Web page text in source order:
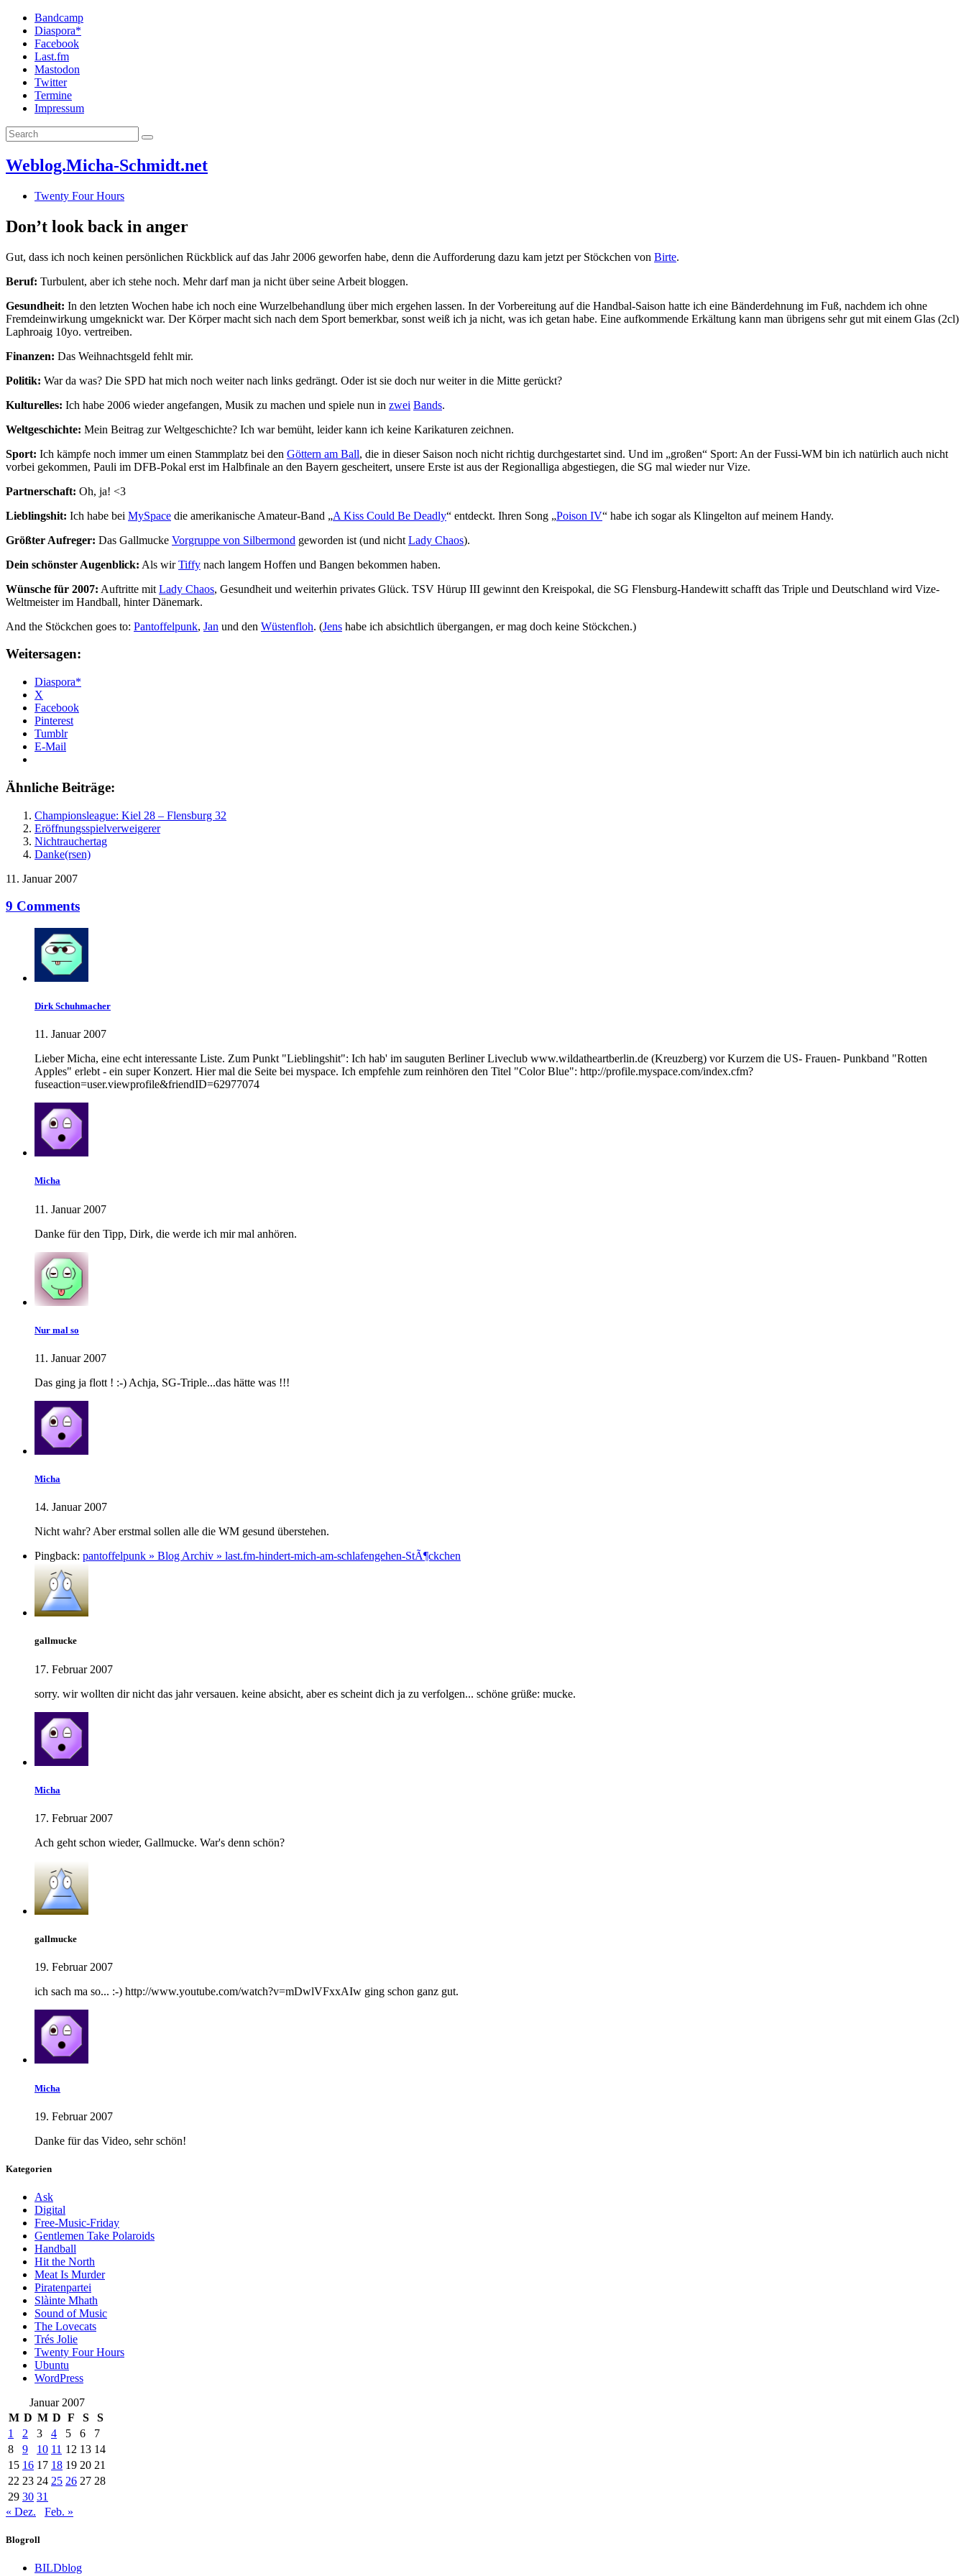
Bandcamp
Diaspora*
Facebook
Last.fm
Mastodon
Twitter
Termine
Impressum
Weblog.Micha-Schmidt.net
Twenty Four Hours
Don’t look back in anger
Gut, dass ich noch keinen persönlichen Rückblick auf das Jahr 2006 geworfen habe, denn die Aufforderung dazu kam jetzt per Stöckchen von Birte.
Beruf: Turbulent, aber ich stehe noch. Mehr darf man ja nicht über seine Arbeit bloggen.
Gesundheit: In den letzten Wochen habe ich noch eine Wurzelbehandlung über mich ergehen lassen. In der Vorbereitung auf die Handbal-Saison hatte ich eine Bänderdehnung im Fuß, nachdem ich ohne
Fremdeinwirkung umgeknickt war. Der Körper macht sich nach dem Sport bemerkbar, sonst weiß ich ja nicht, was ich getan habe. Eine aufkommende Erkältung kann man übrigens sehr gut mit einem Glas (2cl)
Laphroaig 10yo. vertreiben.
Finanzen: Das Weihnachtsgeld fehlt mir.
Politik: War da was? Die SPD hat mich noch weiter nach links gedrängt. Oder ist sie doch nur weiter in die Mitte gerückt?
Kulturelles: Ich habe 2006 wieder angefangen, Musik zu machen und spiele nun in zwei Bands.
Weltgeschichte: Mein Beitrag zur Weltgeschichte? Ich war bemüht, leider kann ich keine Karikaturen zeichnen.
Sport: Ich kämpfe noch immer um einen Stammplatz bei den Göttern am Ball, die in dieser Saison noch nicht richtig durchgestartet sind. Und im „großen“ Sport: An der Fussi-WM bin ich natürlich auch nicht
vorbei gekommen, Pauli im DFB-Pokal erst im Halbfinale an den Bayern gescheitert, unsere Erste ist aus der Regionalliga abgestiegen, die SG mal wieder nur Vize.
Partnerschaft: Oh, ja! <3
Lieblingshit: Ich habe bei MySpace die amerikanische Amateur-Band „A Kiss Could Be Deadly“ entdeckt. Ihren Song „Poison IV“ habe ich sogar als Klingelton auf meinem Handy.
Größter Aufreger: Das Gallmucke Vorgruppe von Silbermond geworden ist (und nicht Lady Chaos).
Dein schönster Augenblick: Als wirTiffy nach langem Hoffen und Bangen bekommen haben.
Wünsche für 2007: Auftritte mit Lady Chaos, Gesundheit und weiterhin privates Glück. TSV Hürup III gewinnt den Kreispokal, die SG Flensburg-Handewitt schafft das Triple und Deutschland wird Vize-
Weltmeister im Handball, hinter Dänemark.
And the Stöckchen goes to: Pantoffelpunk, Jan und den Wüstenfloh. (Jens habe ich absichtlich übergangen, er mag doch keine Stöckchen.)
Weitersagen:
Diaspora*
X
Facebook
Pinterest
Tumblr
E-Mail
Ähnliche Beiträge:
Championsleague: Kiel 28 – Flensburg 32
Eröffnungsspielverweigerer
Nichtrauchertag
Danke(rsen)
11. Januar 2007
9 Comments
Dirk Schuhmacher
11. Januar 2007
Lieber Micha, eine echt interessante Liste. Zum Punkt "Lieblingshit": Ich hab' im sauguten Berliner Liveclub www.wildatheartberlin.de (Kreuzberg) vor Kurzem die US- Frauen- Punkband "Rotten
Apples" erlebt - ein super Konzert. Hier mal die Seite bei myspace. Ich empfehle zum reinhören den Titel "Color Blue": http://profile.myspace.com/index.cfm?
fuseaction=user.viewprofile&friendID=62977074
Micha
11. Januar 2007
Danke für den Tipp, Dirk, die werde ich mir mal anhören.
Nur mal so
11. Januar 2007
Das ging ja flott ! :-) Achja, SG-Triple...das hätte was !!!
Micha
14. Januar 2007
Nicht wahr? Aber erstmal sollen alle die WM gesund überstehen.
Pingback: pantoffelpunk » Blog Archiv » last.fm-hindert-mich-am-schlafengehen-StÃ¶ckchen
gallmucke
17. Februar 2007
sorry. wir wollten dir nicht das jahr versauen. keine absicht, aber es scheint dich ja zu verfolgen... schöne grüße: mucke.
Micha
17. Februar 2007
Ach geht schon wieder, Gallmucke. War's denn schön?
gallmucke
19. Februar 2007
ich sach ma so... :-) http://www.youtube.com/watch?v=mDwlVFxxAIw ging schon ganz gut.
Micha
19. Februar 2007
Danke für das Video, sehr schön!
Kategorien
Ask
Digital
Free-Music-Friday
Gentlemen Take Polaroids
Handball
Hit the North
Meat Is Murder
Piratenpartei
Slàinte Mhath
Sound of Music
The Lovecats
Trés Jolie
Twenty Four Hours
Ubuntu
WordPress
Januar 2007
M D M D F S
S
1
2 3 4 5 6
7
8
9 10 11 12 13 14
15 16 17 18 19 20 21
22 23 24 25 26 27 28
29 30 31
« Dez.
Feb. »
Blogroll
BILDblog